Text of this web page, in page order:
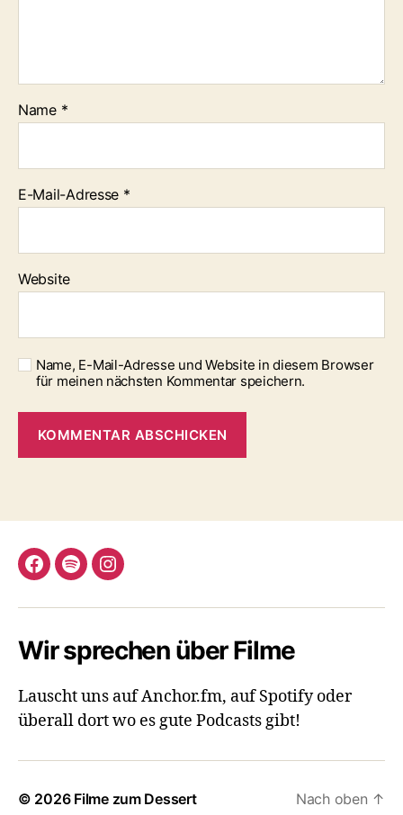
Name *
E-Mail-Adresse *
Website
Name, E-Mail-Adresse und Website in diesem Browser
für meinen nächsten Kommentar speichern.
Facebook
SpotifyInstagram
Wir sprechen über Filme
Lauscht uns auf Anchor.fm, auf Spotify oder
überall dort wo es gute Podcasts gibt!
© 2026 Filme zum Dessert Nach oben ↑